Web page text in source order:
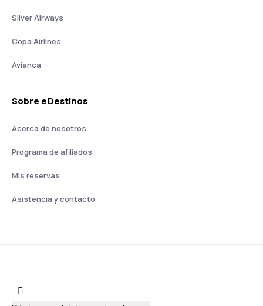
Silver Airways
Copa Airlines
Avianca
Sobre eDestinos
Acerca de nosotros
Programa de afiliados
Mis reservas
Asistencia y contacto